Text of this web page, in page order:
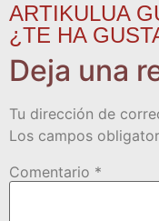
ARTIKULUA
¿TE HA
Deja una
Tu dirección de
Los campos
Comentario *